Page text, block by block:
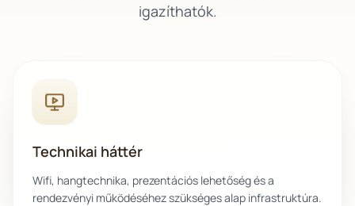
igazíthatók.
Technikai háttér
Wifi, hangtechnika, prezentációs lehetőség és a
rendezvényi működéséhez szükséges alap infrastruktúra.